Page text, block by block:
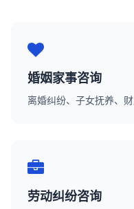
婚姻家事咨询
离婚纠纷、子女抚养、
劳动纠纷咨询